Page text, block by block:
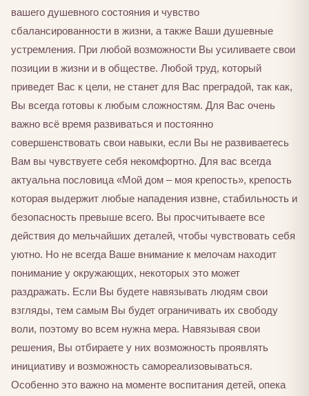
вашего душевного состояния и чувство
сбалансированности в жизни, а также Ваши душевные
устремления. При любой возможности Вы усиливаете свои
позиции в жизни и в обществе. Любой труд, который
приведет Вас к цели, не станет для Вас преградой, так как,
Вы всегда готовы к любым сложностям. Для Вас очень
важно всё время развиваться и постоянно
совершенствовать свои навыки, если Вы не развиваетесь
Вам вы чувствуете себя некомфортно. Для вас всегда
актуальна пословица «Мой дом – моя крепость», крепость
которая выдержит любые нападения извне, стабильность и
безопасность превыше всего. Вы просчитываете все
действия до мельчайших деталей, чтобы чувствовать себя
уютно. Но не всегда Ваше внимание к мелочам находит
понимание у окружающих, некоторых это может
раздражать. Если Вы будете навязывать людям свои
взгляды, тем самым Вы будет ограничивать их свободу
воли, поэтому во всем нужна мера. Навязывая свои
решения, Вы отбираете у них возможность проявлять
инициативу и возможность самореализовываться.
Особенно это важно на моменте воспитания детей, опека